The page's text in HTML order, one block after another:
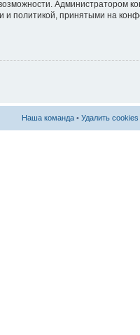
Администратором
и политикой, принятыми на
Наша команда • Удалить